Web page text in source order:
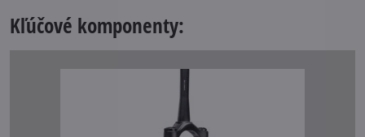
Kľúčové komponenty: